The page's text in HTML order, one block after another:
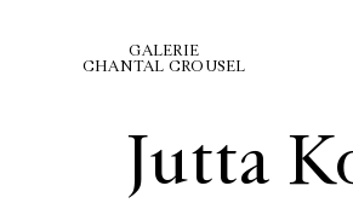
GALERIE
CHANTAL CROUSEL
Jutta